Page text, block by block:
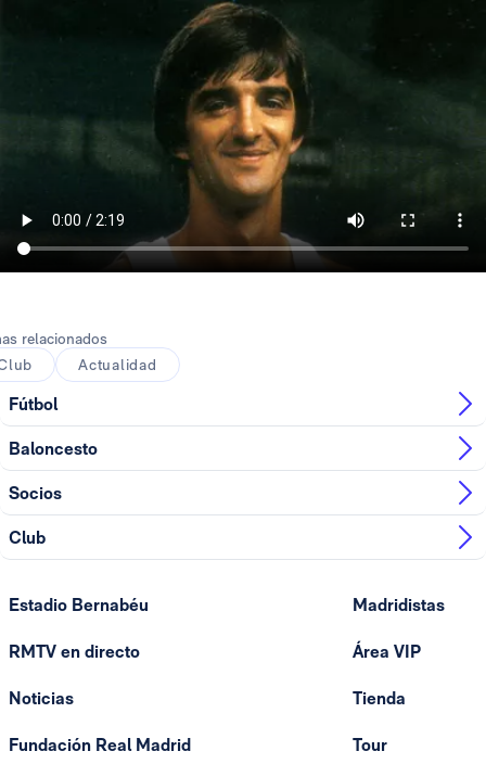
relacionados
Actualidad
Fútbol
Baloncesto
Socios
Club
Estadio Bernabéu
RMTV en directo
Noticias
Fundación Real Madrid
Madridistas
Área VIP
Tienda
Tour